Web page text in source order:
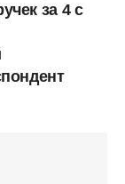
за 4 с